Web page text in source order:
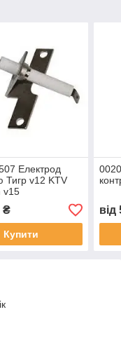
Електрод
Тигр v12 KTV
v15
₴
Купити
від